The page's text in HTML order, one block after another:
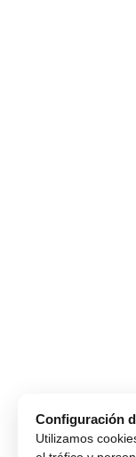
Configuración
Utilizamos